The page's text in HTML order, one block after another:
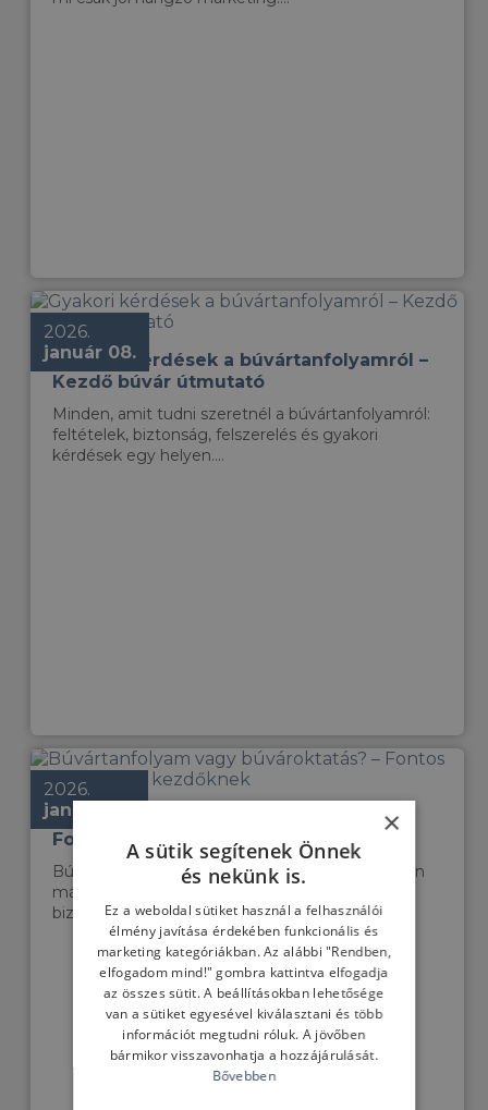
2026.
január 08.
Gyakori kérdések a búvártanfolyamról –
Kezdő búvár útmutató
Minden, amit tudni szeretnél a búvártanfolyamról:
feltételek, biztonság, felszerelés és gyakori
kérdések egy helyen....
2026.
január 07.
Búvártanfolyam vagy búvároktatás? –
Fontos különbségek kezdőknek
Búvártanfolyamot keresel? Megmutatjuk, miben
más a búvároktatás, és miért számít ez a
biztonság és az élmény szempontjából....
×
A sütik segítenek Önnek
és nekünk is.
Ez a weboldal sütiket használ a felhasználói
élmény javítása érdekében funkcionális és
marketing kategóriákban. Az alábbi "Rendben,
elfogadom mind!" gombra kattintva elfogadja
az összes sütit. A beállításokban lehetősége
van a sütiket egyesével kiválasztani és több
információt megtudni róluk. A jövőben
bármikor visszavonhatja a hozzájárulását.
Bővebben